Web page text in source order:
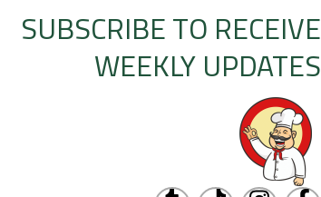
SUBSCRIBE TO RECEIVE
WEEKLY UPDATES